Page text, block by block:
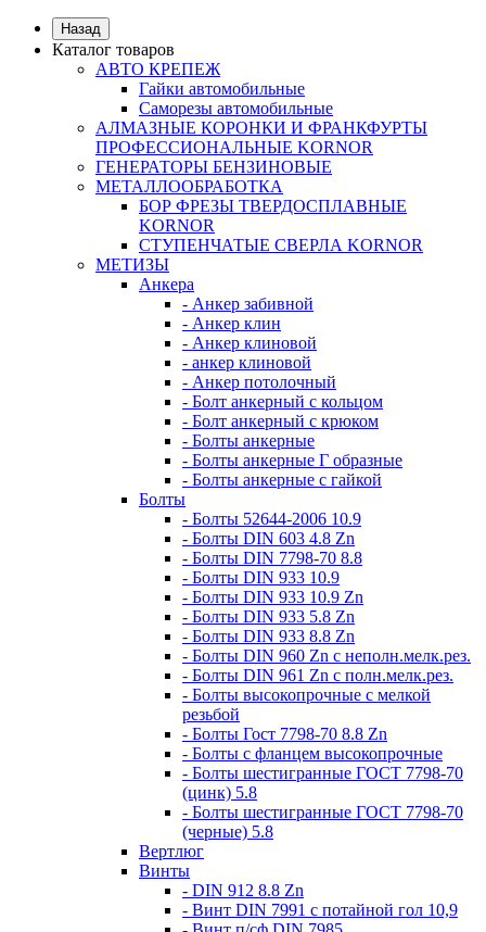
Назад
Каталог товаров
АВТО КРЕПЕЖ
Гайки автомобильные
Саморезы автомобильные
АЛМАЗНЫЕ КОРОНКИ И ФРАНКФУРТЫ
ПРОФЕССИОНАЛЬНЫЕ KORNOR
ГЕНЕРАТОРЫ БЕНЗИНОВЫЕ
МЕТАЛЛООБРАБОТКА
БОР ФРЕЗЫ ТВЕРДОСПЛАВНЫЕ
KORNOR
СТУПЕНЧАТЫЕ СВЕРЛА KORNОR
МЕТИЗЫ
Анкера
- Анкер забивной
- Анкер клин
- Анкер клиновой
- анкер клиновой
- Анкер потолочный
- Болт анкерный с кольцом
- Болт анкерный с крюком
- Болты анкерные
- Болты анкерные Г образные
- Болты анкерные с гайкой
Болты
- Болты 52644-2006 10.9
- Болты DIN 603 4.8 Zn
- Болты DIN 7798-70 8.8
- Болты DIN 933 10.9
- Болты DIN 933 10.9 Zn
- Болты DIN 933 5.8 Zn
- Болты DIN 933 8.8 Zn
- Болты DIN 960 Zn c неполн.мелк.рез.
- Болты DIN 961 Zn с полн.мелк.рез.
- Болты высокопрочные с мелкой
резьбой
- Болты Гост 7798-70 8.8 Zn
- Болты с фланцем высокопрочные
- Болты шестигранные ГОСТ 7798-70
(цинк) 5.8
- Болты шестигранные ГОСТ 7798-70
(черные) 5.8
Вертлюг
Винты
- DIN 912 8.8 Zn
- Винт DIN 7991 c потайной гол 10,9